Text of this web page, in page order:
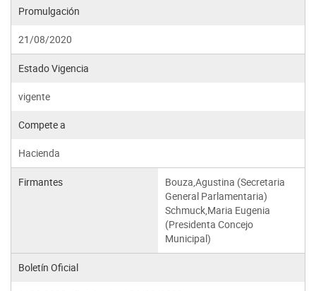
Promulgación
21/08/2020
Estado Vigencia
vigente
Compete a
Hacienda
Firmantes
Bouza,Agustina (Secretaria
General Parlamentaria)
Schmuck,Maria Eugenia
(Presidenta Concejo
Municipal)
Boletín Oficial